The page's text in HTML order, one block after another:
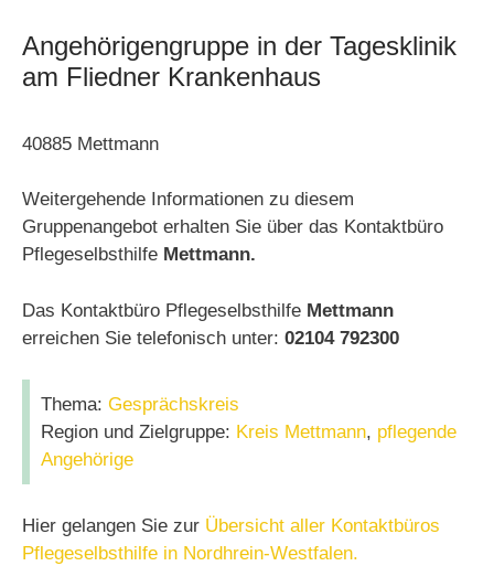
Angehörigengruppe in der Tagesklinik
am Fliedner Krankenhaus
40885 Mettmann
Weitergehende Informationen zu diesem
Gruppenangebot erhalten Sie über das Kontaktbüro
Pflegeselbsthilfe Mettmann.
Das Kontaktbüro Pflegeselbsthilfe Mettmann
erreichen Sie telefonisch unter: 02104 792300
Thema: Gesprächskreis
Region und Zielgruppe: Kreis Mettmann, pflegende
Angehörige
Hier gelangen Sie zur Übersicht aller Kontaktbüros
Pflegeselbsthilfe in Nordhrein-Westfalen.